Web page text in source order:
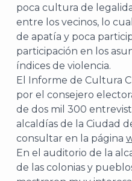
poca cultura de
entre los vecinos, lo
de apatía y poca
participación en los
índices de violencia.
El Informe de Cultura
por el consejero
de dos mil 300
alcaldías de la Ciudad
consultar en la página
En el auditorio de la
de las colonias y